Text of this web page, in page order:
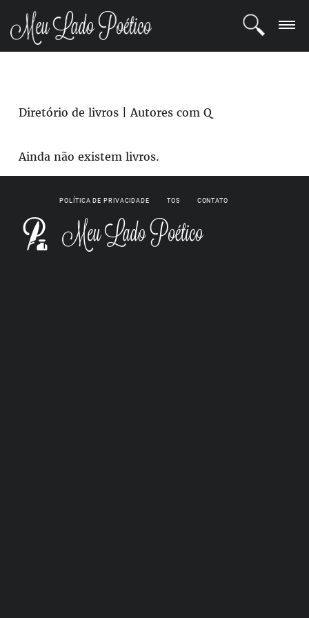
REGISTRO
BLOG
Diretório de livros | Autores com Q
Ainda não existem livros.
POLÍTICA DE PRIVACIDADE TOS CONTATO